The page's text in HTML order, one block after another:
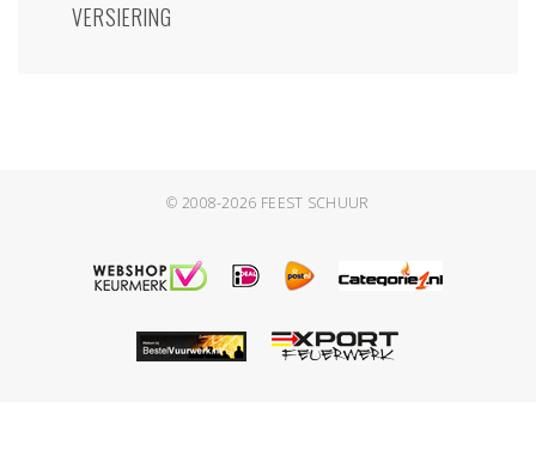
VERSIERING
© 2008-2026 FEEST SCHUUR